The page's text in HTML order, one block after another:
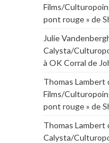
Films/
pont rouge » de
Julie
Calysta/
à OK Corral de
Thomas Lambert
Films/
pont rouge » de
Thomas Lambert
Calysta/